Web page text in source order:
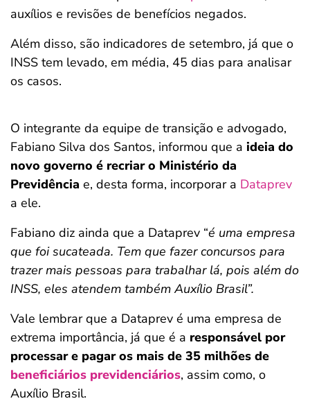
auxílios e revisões de benefícios negados.
Além disso, são indicadores de setembro, já que o
INSS tem levado, em média, 45 dias para analisar
os casos.
O integrante da equipe de transição e advogado,
Fabiano Silva dos Santos, informou que a ideia do
novo governo é recriar o Ministério da
Previdência e, desta forma, incorporar a Dataprev
a ele.
Fabiano diz ainda que a Dataprev “é uma empresa
que foi sucateada. Tem que fazer concursos para
trazer mais pessoas para trabalhar lá, pois além do
INSS, eles atendem também Auxílio Brasil”.
Vale lembrar que a Dataprev é uma empresa de
extrema importância, já que é a responsável por
processar e pagar os mais de 35 milhões de
beneficiários previdenciários, assim como, o
Auxílio Brasil.